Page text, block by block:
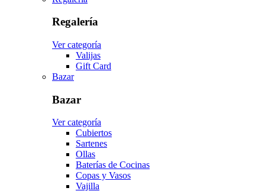
Regalería
Ver categoría
Valijas
Gift Card
Bazar
Bazar
Ver categoría
Cubiertos
Sartenes
Ollas
Baterías de Cocinas
Copas y Vasos
Vajilla